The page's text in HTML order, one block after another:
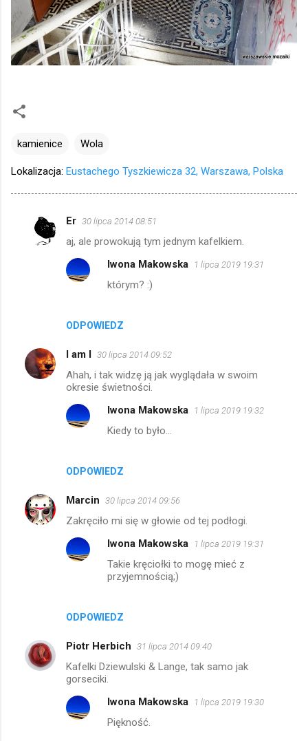
kamienice Wola
Lokalizacja: Eustachego Tyszkiewicza 32, Warszawa, Polska
r
Er 30 lipca 2014 08:51
aj, ale prowokują tym jednym kafelkiem.
ODPOWIEDZ
Iwona Makowska 1 lipca 2019 19:31
którym? :)
I am I 30 lipca 2014 09:52
Ahah, i tak widzę ją jak wyglądała w swoim
okresie świetności.
ODPOWIEDZ
Iwona Makowska 1 lipca 2019 19:32
Kiedy to było...
Marcin 30 lipca 2014 09:56
Zakręciło mi się w głowie od tej podłogi.
ODPOWIEDZ
Iwona Makowska 1 lipca 2019 19:31
Takie kręciołki to mogę mieć z
przyjemnością;)
Piotr Herbich 31 lipca 2014 09:40
Kafelki Dziewulski & Lange, tak samo jak
gorseciki.
Iwona Makowska 1 lipca 2019 19:30
Piękność.